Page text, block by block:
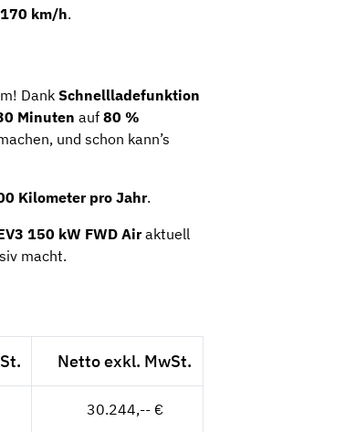
170 km/h.
Dank Schnellladefunktion
Minuten auf 80 %
und schon kann’s
Kilometer pro Jahr.
150 kW FWD Airaktuell
macht.
Netto exkl. MwSt.
30.244,-- €